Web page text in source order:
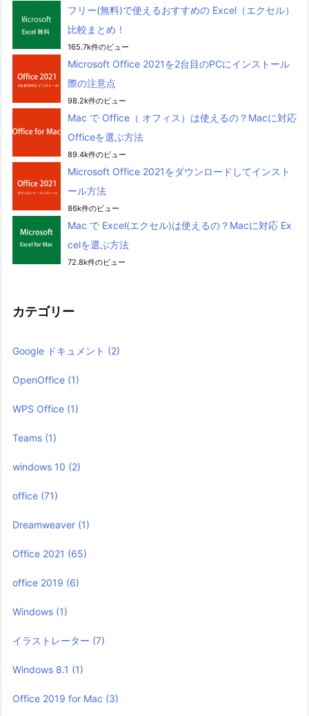
フリー(無料)で使えるおすすめの Excel（エクセル）
比較まとめ！
165.7k件のビュー
Microsoft Office 2021を2台目のPCにインストール
際の注意点
98.2k件のビュー
Mac で Office（ オフィス）は使えるの？Macに対応
Officeを選ぶ方法
89.4k件のビュー
Microsoft Office 2021をダウンロードしてインスト
ール方法
86k件のビュー
Mac で Excel(エクセル)は使えるの？Macに対応 Ex
celを選ぶ方法
72.8k件のビュー
カテゴリー
Google ドキュメント (2)
OpenOffice (1)
WPS Office (1)
Teams (1)
windows 10 (2)
office (71)
Dreamweaver (1)
Office 2021 (65)
office 2019 (6)
Windows (1)
イラストレーター (7)
Windows 8.1 (1)
Office 2019 for Mac (3)